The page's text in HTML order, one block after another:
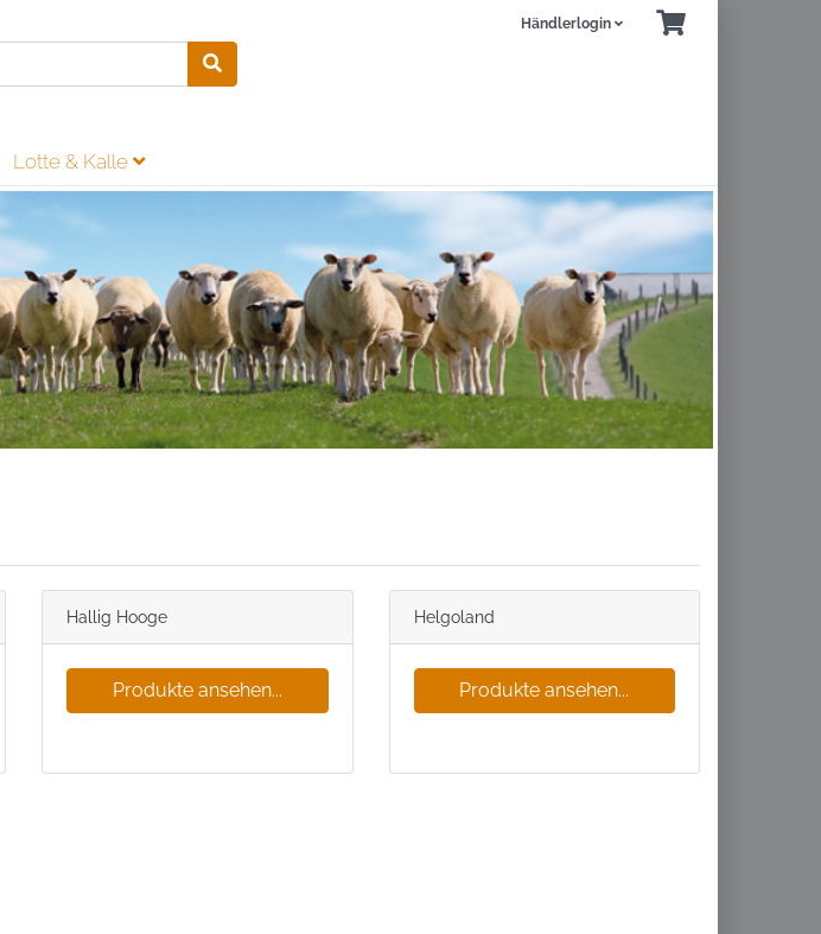
Händlerlogin
Lotte & Kalle
Hallig Hooge
Produkte ansehen...
Helgoland
Produkte ansehen...